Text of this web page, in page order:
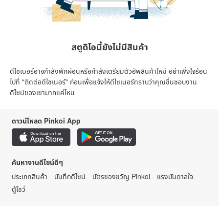
สตูดิโอนี้ยังไม่มีสินค้า
ดีไซเนอร์อาจกำลังพักผ่อนหรือกำลังเตรียมตัวอัพสินค้าใหม่ อย่าเพิ่งใจร้อน
ไปที่ "ติดต่อดีไซเนอร์" ก่อนเพื่อแจ้งให้ดีไซเนอร์ทราบว่าคุณชื่นชอบงาน
ดีไซน์ของเขามากแค่ไหน
ดาวน์โหลด Pinkoi App
ค้นหางานดีไซน์ดีๆ
ประเภทสินค้า
บันทึกดีไซน์ บัตรของขวัญ Pinkoi
แรงบันดาลใจ
ตู้โชว์